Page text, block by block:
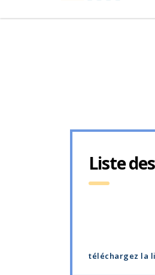
Liste
téléchargez la